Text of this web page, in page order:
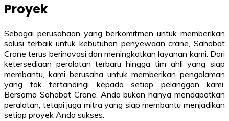
Proyek
Sebagai perusahaan yang berkomitmen untuk memberikan
solusi terbaik untuk kebutuhan penyewaan crane, Sahabat
Crane terus berinovasi dan meningkatkan layanan kami. Dari
ketersediaan peralatan terbaru hingga tim ahli yang siap
membantu, kami berusaha untuk memberikan pengalaman
yang tak tertandingi kepada setiap pelanggan kami.
Bersama Sahabat Crane, Anda bukan hanya mendapatkan
peralatan, tetapi juga mitra yang siap membantu menjadikan
setiap proyek Anda sukses.